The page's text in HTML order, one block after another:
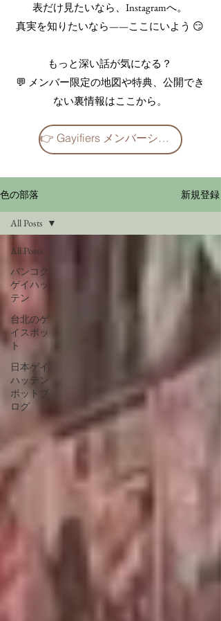
表だけ見たいなら、Instagramへ。
真実を知りたいなら——ここにいよう 😏
もっと深い話が気になる？
💬 メンバー限定の地図や特典、公開でき
ない裏情報はここから。
👉 Gayifiers メンバーシップをチェック
色の部落 新規登録
All Posts
バンコク·
ゲイハッ
テン
台北のゲ
イスポッ
ト
日本ゲイ
ハッテン
ポットブ
ログ
All Posts